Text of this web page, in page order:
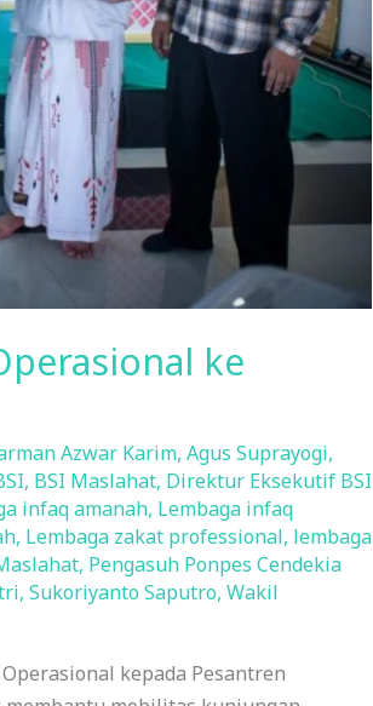
ke
Azwar Karim, Agus Suprayogi,
, BSI Maslahat, Direktur Eksekutif BSI
infaq amanah, Lembaga infaq
, Lembaga zakat professional, lembaga
, Pengasuh Ponpes Cendekia
, Sukoriyanto Saputro, Wakil
kepada Pesantren